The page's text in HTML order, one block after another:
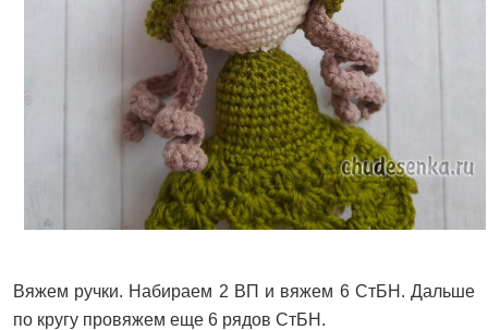
Вяжем ручки. Набираем 2 ВП и вяжем 6 СтБН. Дальше
по кругу провяжем еще 6 рядов СтБН.